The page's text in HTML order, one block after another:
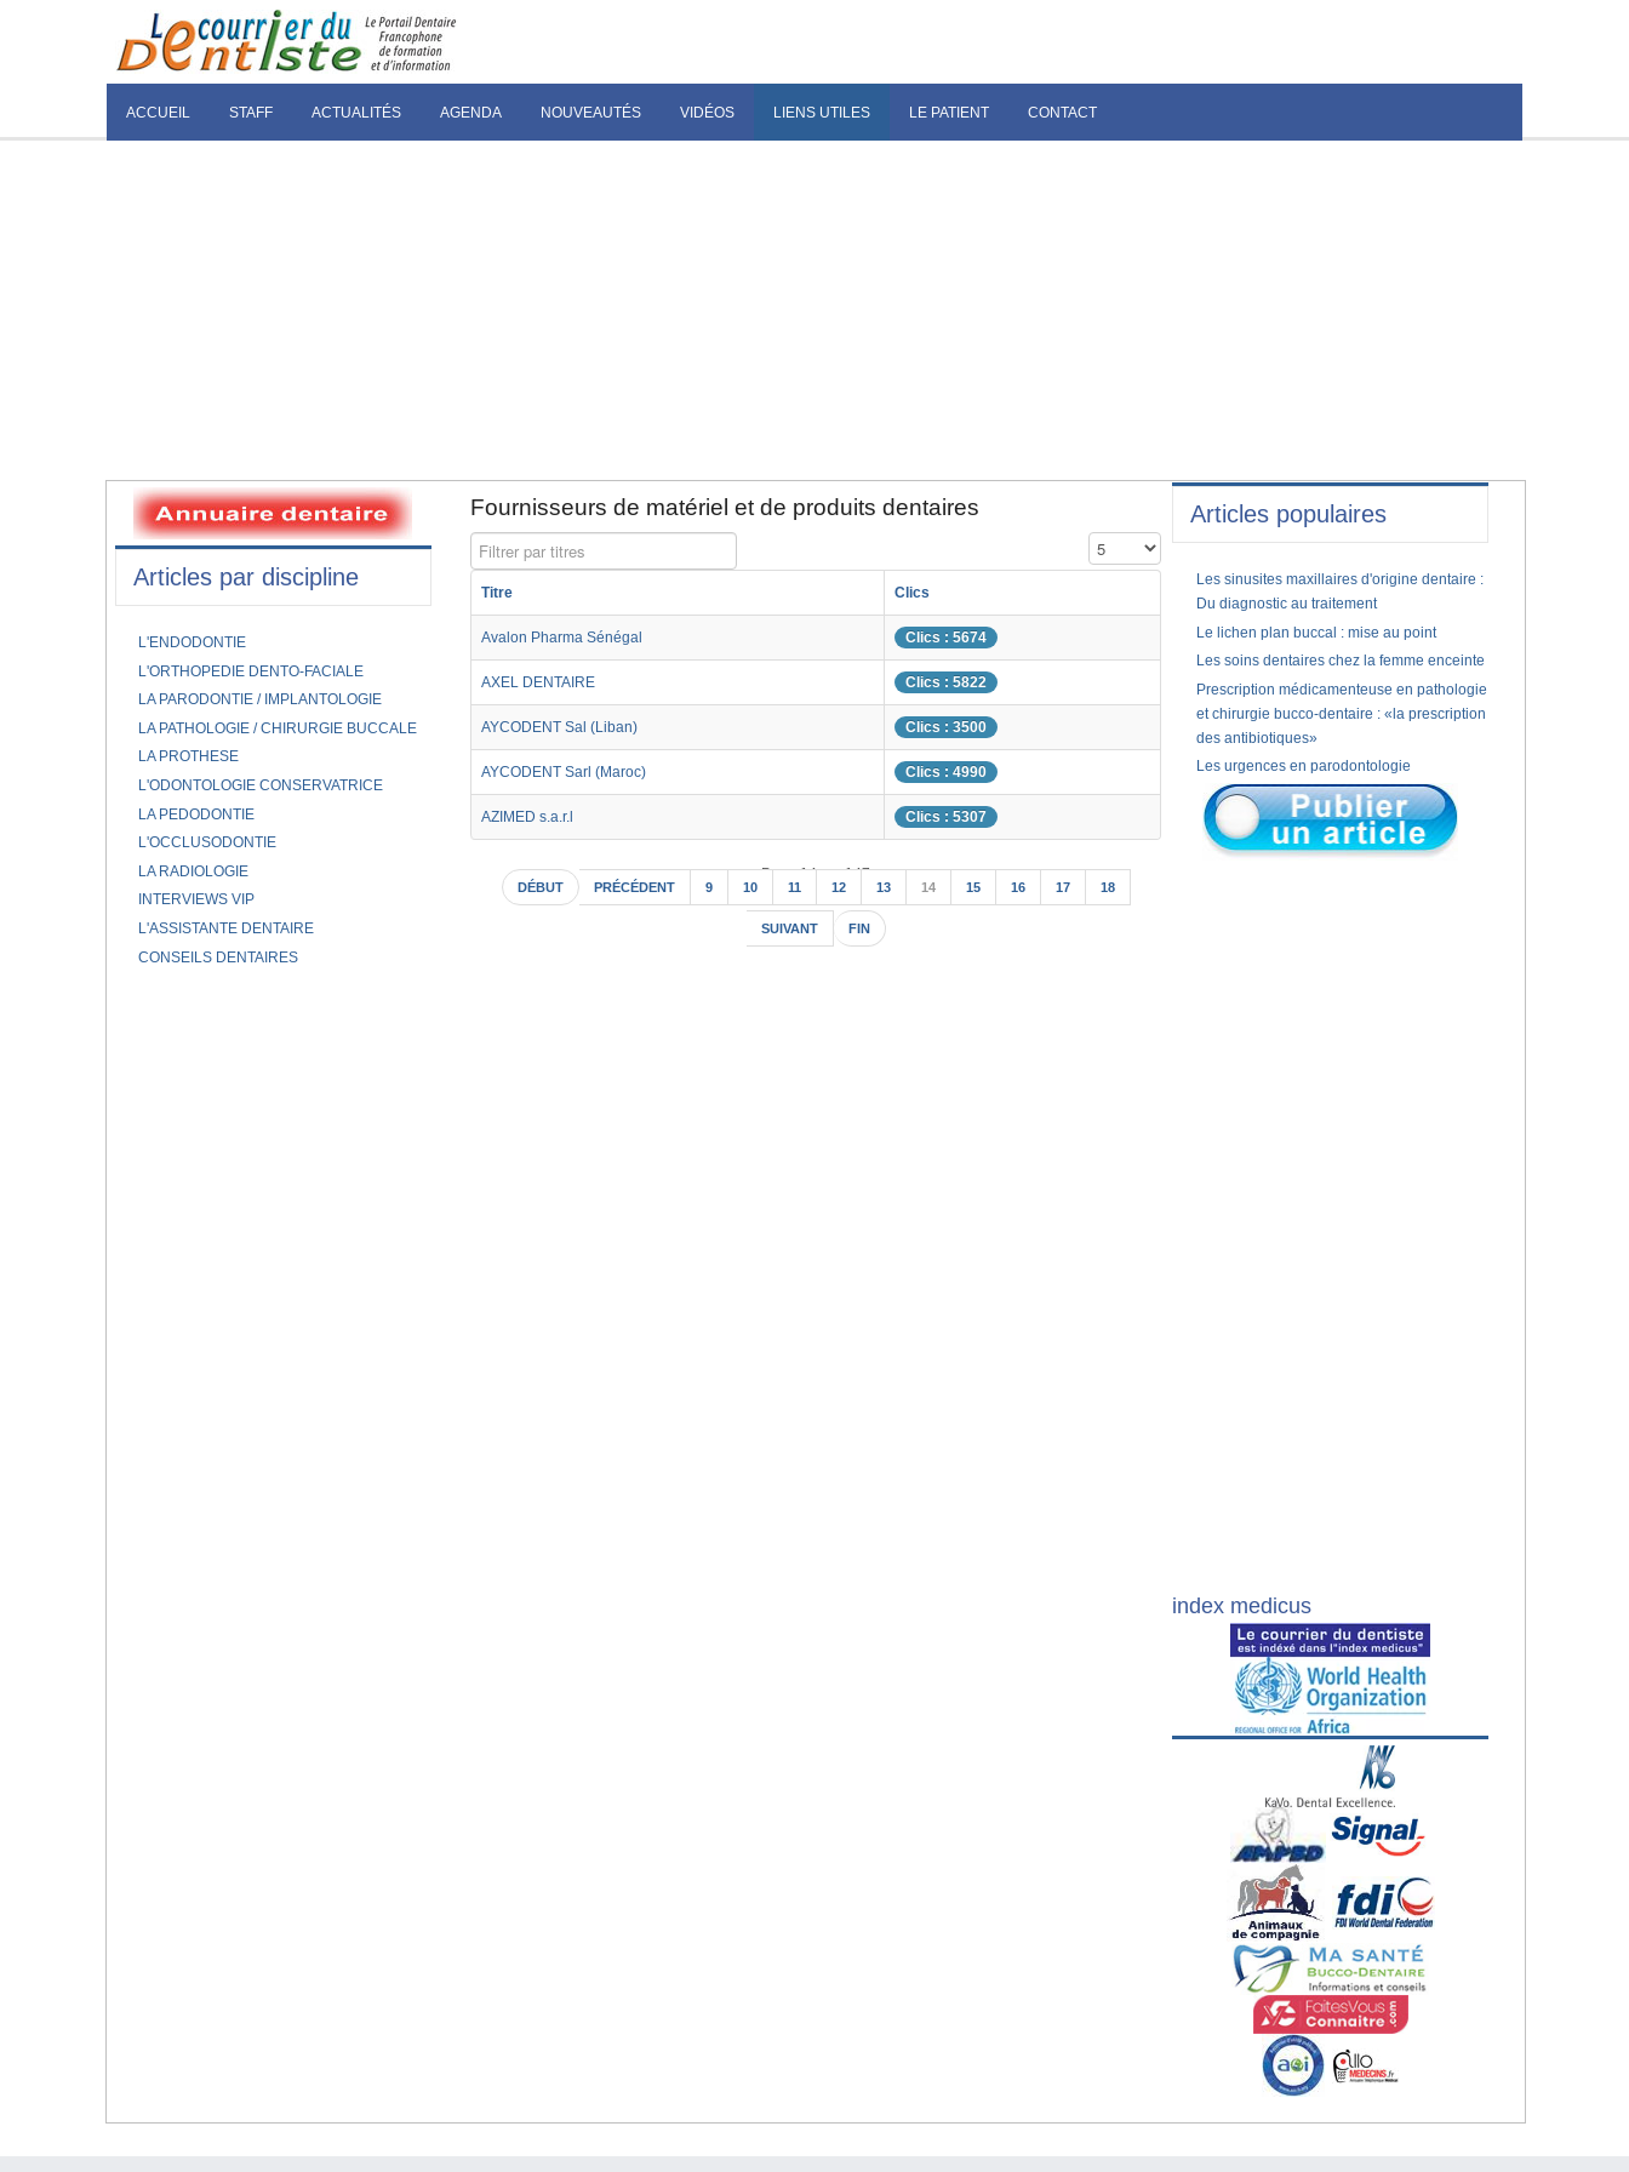
ACCUEIL STAFF ACTUALITÉS AGENDA NOUVEAUTÉS VIDÉOS LIENS UTILES LE PATIENT CONTACT
Fournisseurs de matériel et de produits dentaires
Filtrer par titres Affichage #
Titre Clics
Avalon Pharma Sénégal Clics : 5674
AXEL DENTAIRE Clics : 5822
AYCODENT Sal (Liban) Clics : 3500
AYCODENT Sarl (Maroc) Clics : 4990
AZIMED s.a.r.l Clics : 5307
Page 14 sur 147
DÉBUT PRÉCÉDENT 9 10 11 12 13 14 15 16 17 18
SUIVANT FIN
Articles par discipline
L'ENDODONTIE
L'ORTHOPEDIE DENTO-FACIALE
LA PARODONTIE / IMPLANTOLOGIE
LA PATHOLOGIE / CHIRURGIE BUCCALE
LA PROTHESE
L'ODONTOLOGIE CONSERVATRICE
LA PEDODONTIE
L'OCCLUSODONTIE
LA RADIOLOGIE
INTERVIEWS VIP
L'ASSISTANTE DENTAIRE
CONSEILS DENTAIRES
Articles populaires
Les sinusites maxillaires d'origine dentaire :
Du diagnostic au traitement
Le lichen plan buccal : mise au point
Les soins dentaires chez la femme enceinte
Prescription médicamenteuse en pathologie
et chirurgie bucco-dentaire : «la prescription
des antibiotiques»
Les urgences en parodontologie
index medicus